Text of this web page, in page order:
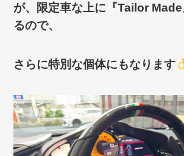
が、限定車な上に『Tailor
るので、
さらに特別な個体にもなります